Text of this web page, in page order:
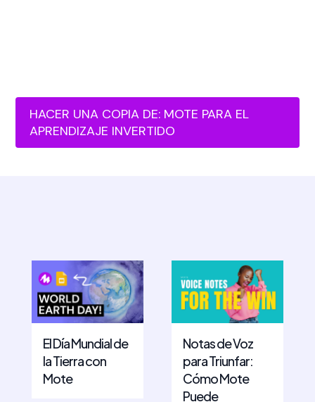
HACER UNA COPIA DE: MOTE PARA EL
APRENDIZAJE INVERTIDO
El Día Mundial de
la Tierra con
Mote
Notas de Voz
para Triunfar:
Cómo Mote
Puede